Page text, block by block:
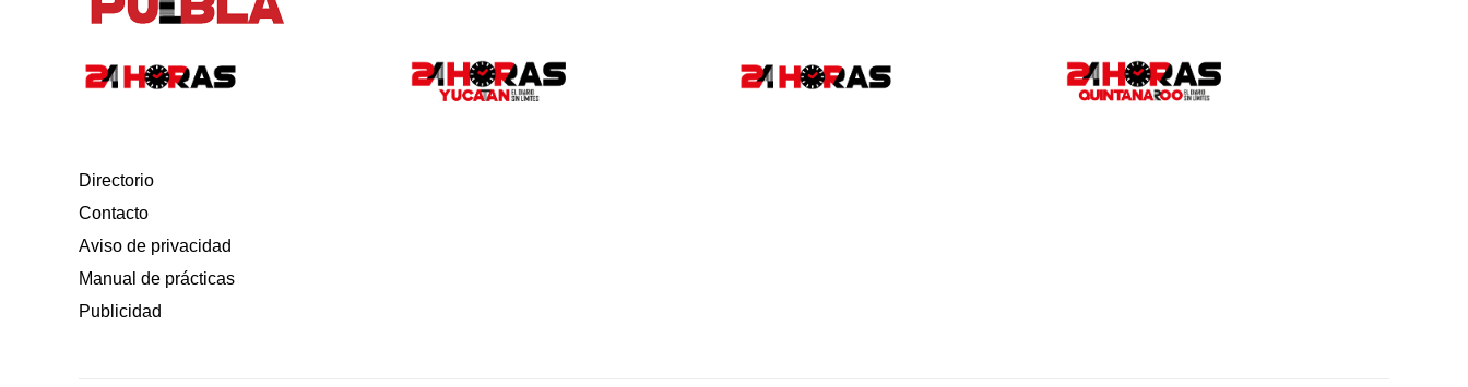
Directorio
Contacto
Aviso de privacidad
Manual de prácticas
Publicidad